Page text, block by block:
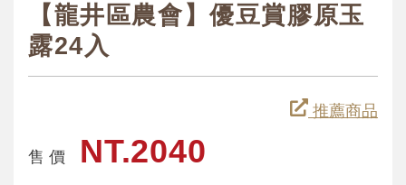
【龍井區農會】優豆賞膠原玉
露24入
推薦商品
售 價 NT.2040